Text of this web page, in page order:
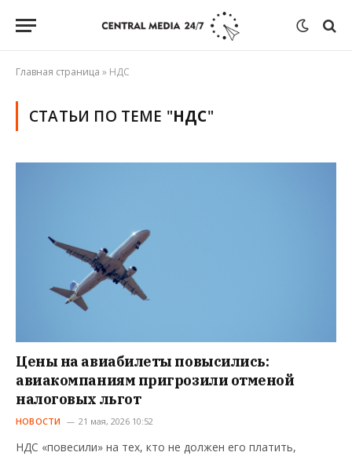
Главная страница » НДС
СТАТЬИ ПО ТЕМЕ "НДС"
Цены на авиабилеты повысились:
авиакомпаниям пригрозили отменой
налоговых льгот
НОВОСТИ 21 мая, 2026 10:52
НДС «повесили» на тех, кто не должен его платить,